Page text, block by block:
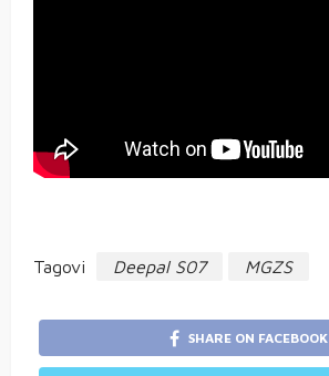
Tagovi Deepal S07 MGZS
SHARE ON FACEBOOK